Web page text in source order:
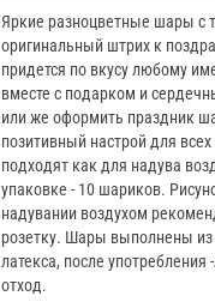
Яркие разноцветные шары с
оригинальный штрих к
придется по вкусу любому
вместе с подарком и
или же оформить праздник
позитивный настрой для
подходят как для надува
упаковке - 10 шариков.
надувании воздухом
розетку. Шары выполнены из
латекса, после
отход.